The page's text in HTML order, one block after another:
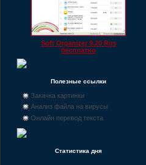
Soft Organizer 9.20 Rus
бесплатно
Полезные ссылки
Закачка картинки
Анализ файла на вирусы
Онлайн перевод текста
Статистика дня